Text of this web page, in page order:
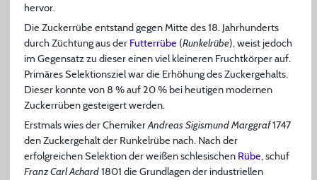
hervor.
Die Zuckerrübe entstand gegen Mitte des 18. Jahrhunderts
durch Züchtung aus der Futterrübe (Runkelrübe), weist jedoch
im Gegensatz zu dieser einen viel kleineren Fruchtkörper auf.
Primäres Selektionsziel war die Erhöhung des Zuckergehalts.
Dieser konnte von 8 % auf 20 % bei heutigen modernen
Zuckerrüben gesteigert werden.
Erstmals wies der ChemikerAndreas Sigismund Marggraf1747
den Zuckergehalt der Runkelrübe nach. Nach der
erfolgreichen Selektion der weißen schlesischen Rübe, schuf
Franz Carl Achard1801 die Grundlagen der industriellen